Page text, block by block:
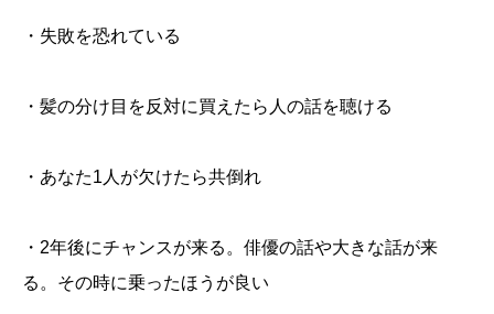
・失敗を恐れている
・髪の分け目を反対に買えたら人の話を聴ける
・あなた1人が欠けたら共倒れ
・2年後にチャンスが来る。俳優の話や大きな話が来
る。その時に乗ったほうが良い